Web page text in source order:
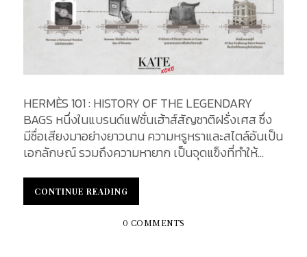
HERMÈS 101 : HISTORY OF THE LEGENDARY
BAGS หนึ่งในแบรนด์แฟชั่นเฮ้าส์สัญชาติฝรั่งเศส ซึ่ง
มีชื่อเสียงมาอย่างยาวนาน ความหรูหราและสไตล์อันเป็น
เอกลักษณ์ รวมถึงความหายาก เป็นจุดแข็งที่ทำให้
จากธุรกิจเกี่ยวกับนักขี่ม้า สู่วงการผลิตเครื่องหนัง
เครื่องประดับสุดหรูติดอันดับโลก ในปัจจุบัน Hermes
ยังคงตั้งหน้า รักษาและคงความเป็นเอกลักษณ์อัน
CONTINUE READING
CONTINUE READING
0 COMMENTS